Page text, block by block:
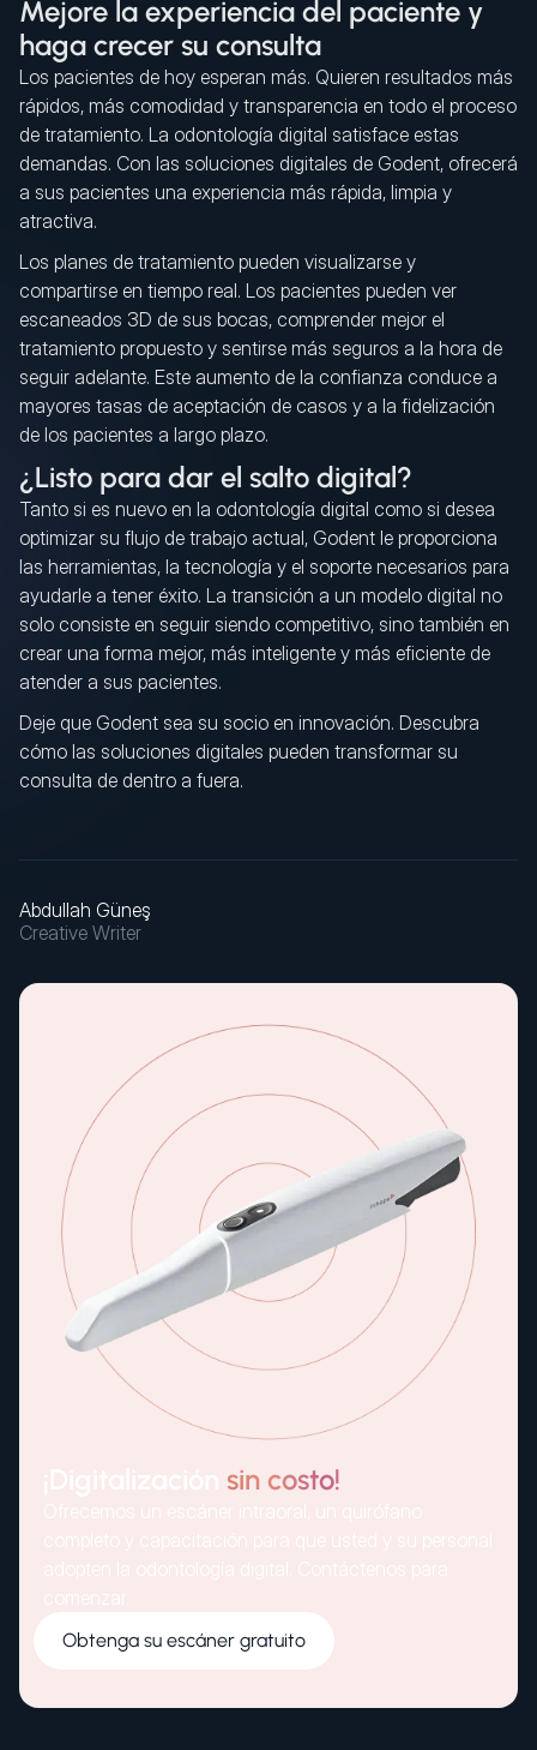
Mejore la experiencia del paciente y
haga crecer su consulta
Los pacientes de hoy esperan más. Quieren resultados más
rápidos, más comodidad y transparencia en todo el proceso
de tratamiento. La odontología digital satisface estas
demandas. Con las soluciones digitales de Godent, ofrecerá
a sus pacientes una experiencia más rápida, limpia y
atractiva.
Los planes de tratamiento pueden visualizarse y
compartirse en tiempo real. Los pacientes pueden ver
escaneados 3D de sus bocas, comprender mejor el
tratamiento propuesto y sentirse más seguros a la hora de
seguir adelante. Este aumento de la confianza conduce a
mayores tasas de aceptación de casos y a la fidelización
de los pacientes a largo plazo.
¿Listo para dar el salto digital?
Tanto si es nuevo en la odontología digital como si desea
optimizar su flujo de trabajo actual, Godent le proporciona
las herramientas, la tecnología y el soporte necesarios para
ayudarle a tener éxito. La transición a un modelo digital no
solo consiste en seguir siendo competitivo, sino también en
crear una forma mejor, más inteligente y más eficiente de
atender a sus pacientes.
Deje que Godent sea su socio en innovación. Descubra
cómo las soluciones digitales pueden transformar su
consulta de dentro a fuera.
Abdullah Güneş
Creative Writer
sin costo!
Obtenga su escáner gratuito